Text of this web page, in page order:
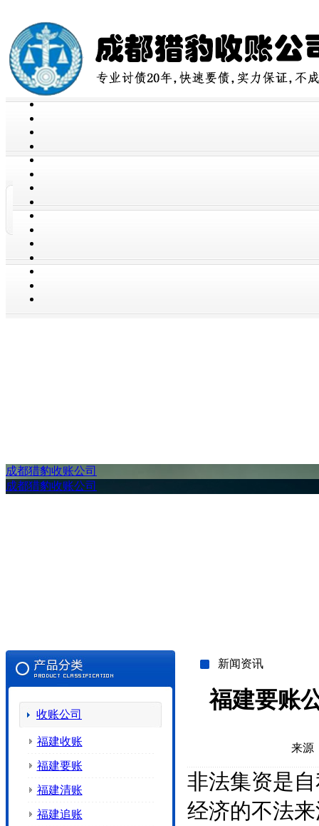
成都猎豹收账公司
成都猎豹收账公司
收账公司
福建收账
福建要账
福建清账
福建追账
新闻资讯
福建要账
来源
非法集资是
经济的不法